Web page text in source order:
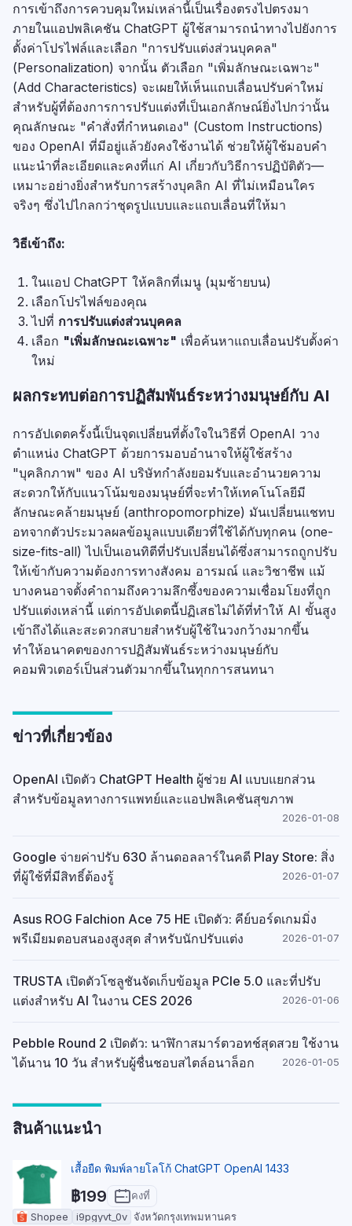
การเข้าถึงการควบคุมใหม่เหล่านี้เป็นเรื่องตรงไปตรงมา
ภายในแอปพลิเคชัน ChatGPT ผู้ใช้สามารถนำทางไปยังการ
ตั้งค่าโปรไฟล์และเลือก "การปรับแต่งส่วนบุคคล"
(Personalization) จากนั้น ตัวเลือก "เพิ่มลักษณะเฉพาะ"
(Add Characteristics) จะเผยให้เห็นแถบเลื่อนปรับค่าใหม่
สำหรับผู้ที่ต้องการการปรับแต่งที่เป็นเอกลักษณ์ยิ่งไปกว่านั้น
คุณลักษณะ "คำสั่งที่กำหนดเอง" (Custom Instructions)
ของ OpenAI ที่มีอยู่แล้วยังคงใช้งานได้ ช่วยให้ผู้ใช้มอบคำ
แนะนำที่ละเอียดและคงที่แก่ AI เกี่ยวกับวิธีการปฏิบัติตัว—
เหมาะอย่างยิ่งสำหรับการสร้างบุคลิก AI ที่ไม่เหมือนใคร
จริงๆ ซึ่งไปไกลกว่าชุดรูปแบบและแถบเลื่อนที่ให้มา
วิธีเข้าถึง:
ในแอป ChatGPT ให้คลิกที่เมนู (มุมซ้ายบน)
เลือกโปรไฟล์ของคุณ
ไปที่ การปรับแต่งส่วนบุคคล
เลือก "เพิ่มลักษณะเฉพาะ" เพื่อค้นหาแถบเลื่อนปรับตั้งค่า
ใหม่
ผลกระทบต่อการปฏิสัมพันธ์ระหว่างมนุษย์กับ AI
การอัปเดตครั้งนี้เป็นจุดเปลี่ยนที่ตั้งใจในวิธีที่ OpenAI วาง
ตำแหน่ง ChatGPT ด้วยการมอบอำนาจให้ผู้ใช้สร้าง
"บุคลิกภาพ" ของ AI บริษัทกำลังยอมรับและอำนวยความ
สะดวกให้กับแนวโน้มของมนุษย์ที่จะทำให้เทคโนโลยีมี
ลักษณะคล้ายมนุษย์ (anthropomorphize) มันเปลี่ยนแชทบ
อทจากตัวประมวลผลข้อมูลแบบเดียวที่ใช้ได้กับทุกคน (one-
size-fits-all) ไปเป็นเอนทิตีที่ปรับเปลี่ยนได้ซึ่งสามารถถูกปรับ
ให้เข้ากับความต้องการทางสังคม อารมณ์ และวิชาชีพ แม้
บางคนอาจตั้งคำถามถึงความลึกซึ้งของความเชื่อมโยงที่ถูก
ปรับแต่งเหล่านี้ แต่การอัปเดตนี้ปฏิเสธไม่ได้ที่ทำให้ AI ขั้นสูง
เข้าถึงได้และสะดวกสบายสำหรับผู้ใช้ในวงกว้างมากขึ้น
ทำให้อนาคตของการปฏิสัมพันธ์ระหว่างมนุษย์กับ
คอมพิวเตอร์เป็นส่วนตัวมากขึ้นในทุกการสนทนา
ข่าวที่เกี่ยวข้อง
OpenAI เปิดตัว ChatGPT Health ผู้ช่วย AI แบบแยกส่วน
สำหรับข้อมูลทางการแพทย์และแอปพลิเคชันสุขภาพ
2026-01-08
Google จ่ายค่าปรับ 630 ล้านดอลลาร์ในคดี Play Store: สิ่ง
ที่ผู้ใช้ที่มีสิทธิ์ต้องรู้
2026-01-07
Asus ROG Falchion Ace 75 HE เปิดตัว: คีย์บอร์ดเกมมิ่ง
พรีเมียมตอบสนองสูงสุด สำหรับนักปรับแต่ง
2026-01-07
TRUSTA เปิดตัวโซลูชันจัดเก็บข้อมูล PCIe 5.0 และที่ปรับ
แต่งสำหรับ AI ในงาน CES 2026
2026-01-06
Pebble Round 2 เปิดตัว: นาฬิกาสมาร์ตวอทช์สุดสวย ใช้งาน
ได้นาน 10 วัน สำหรับผู้ชื่นชอบสไตล์อนาล็อก
2026-01-05
สินค้าแนะนำ
เสื้อยืด พิมพ์ลายโลโก้ ChatGPT OpenAI 1433
฿199 คงที่
Shopee i9pgyvt_0v จังหวัดกรุงเทพมหานคร